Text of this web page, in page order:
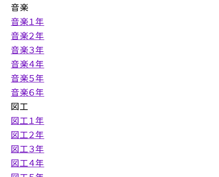
音楽
音楽１年
音楽２年
音楽３年
音楽４年
音楽５年
音楽６年
図工
図工１年
図工２年
図工３年
図工４年